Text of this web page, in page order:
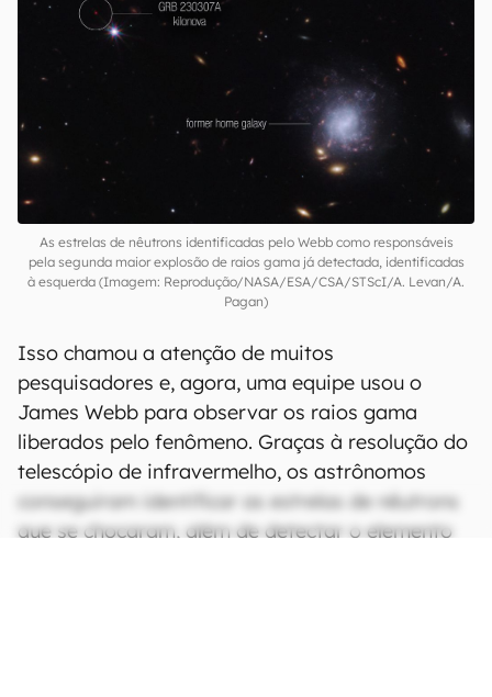
As estrelas de nêutrons identificadas pelo Webb como responsáveis
pela segunda maior explosão de raios gama já detectada, identificadas
à esquerda (Imagem: Reprodução/NASA/ESA/CSA/STScI/A. Levan/A.
Pagan)
Isso chamou a atenção de muitos
pesquisadores e, agora, uma equipe usou o
James Webb para observar os raios gama
liberados pelo fenômeno. Graças à resolução do
telescópio de infravermelho, os astrônomos
conseguiram identificar as estrelas de nêutrons
que se chocaram, além de detectar o elemento